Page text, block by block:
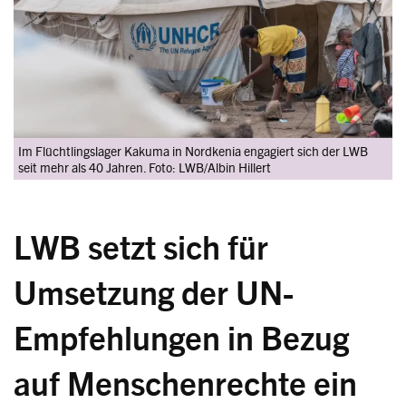
Im Flüchtlingslager Kakuma in Nordkenia engagiert sich der LWB
seit mehr als 40 Jahren. Foto: LWB/Albin Hillert
LWB setzt sich für
Umsetzung der UN-
Empfehlungen in Bezug
auf Menschenrechte ein